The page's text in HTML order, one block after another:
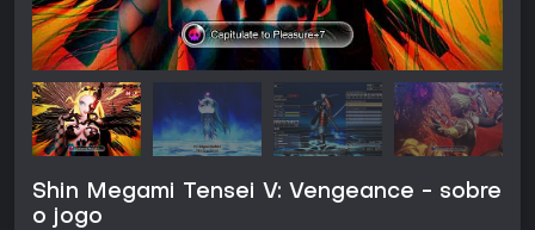
Shin Megami Tensei V: Vengeance - sobre
o jogo